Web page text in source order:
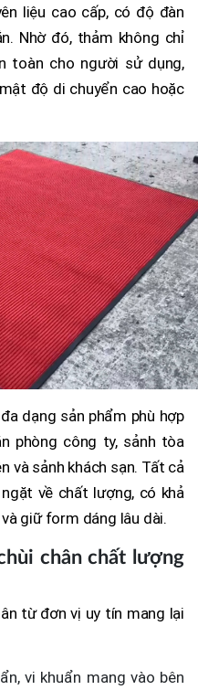
liệu cao cấp, có độ đàn
Nhờ đó, thảm không chỉ
toàn cho người sử dụng,
độ di chuyển cao hoặc
dạng sản phẩm phù hợp
phòng công ty, sảnh tòa
và sảnh khách sạn. Tất cả
về chất lượng, có khả
giữ form dáng lâu dài.
chân chất lượng
từ đơn vị uy tín mang lại
vi khuẩn mang vào bên